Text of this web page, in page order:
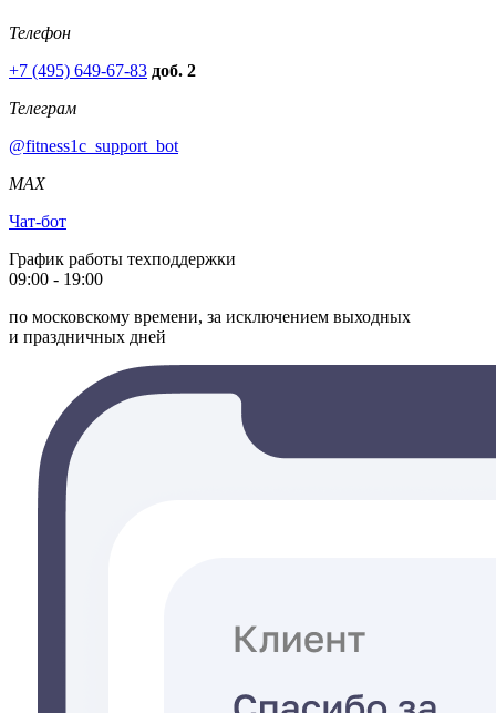
Телефон
+7 (495) 649-67-83 доб. 2
Телеграм
@fitness1c_support_bot
MAX
Чат-бот
График работы техподдержки
09:00 - 19:00
по московскому времени, за исключением выходных
и праздничных дней